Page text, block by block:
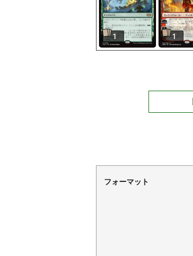
1 1
フォーマット